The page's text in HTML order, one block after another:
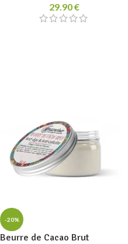
29.90€
-20%
Beurre de Cacao Brut